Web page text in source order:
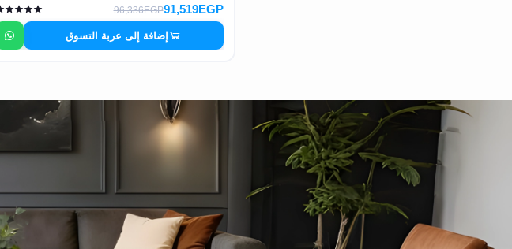
91,519EGP
96,336EGP
إضافة إلى عربة التسوق